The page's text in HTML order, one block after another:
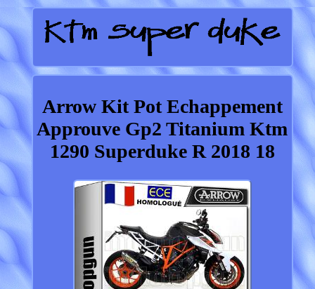
Arrow Kit Pot Echappement
Approuve Gp2 Titanium Ktm
1290 Superduke R 2018 18